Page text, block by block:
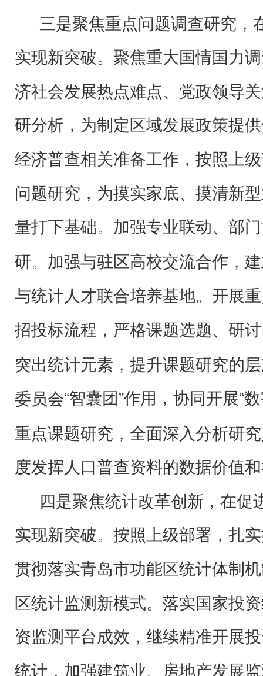
三是聚焦重点问题调查研究，
实现新突破。 聚焦重大国情国力
济社会发展热点难点、党政领导
研分析，为制定区域发展政策提
经济普查相关准备工作，按照上
问题研究，为摸实家底、摸清新
量打下基础。 加强专业联动、部
研。加强与驻区高校交流合作，
与统计人才联合培养基地。开展
招投标流程，严格课题选题、研
突出统计元素，提升课题研究的
委员会“智囊团”作用，协同开展“
重点课题研究，全面深入分析研
度发挥人口普查资料的数据价值
四是聚焦统计改革创新，在促
实现新突破。 按照上级部署，扎
贯彻落实青岛市功能区统计体制
区统计监测新模式。落实国家投
资监测平台成效，继续精准开展
统计，加强建筑业、房地产发展